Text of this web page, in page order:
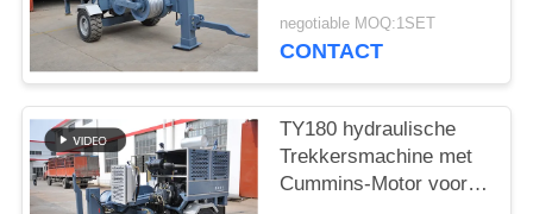
1400 R/Min vastbinden
negotiable MOQ:1SET
CONTACT
TY180 hydraulische
Trekkersmachine met
Cummins-Motor voor